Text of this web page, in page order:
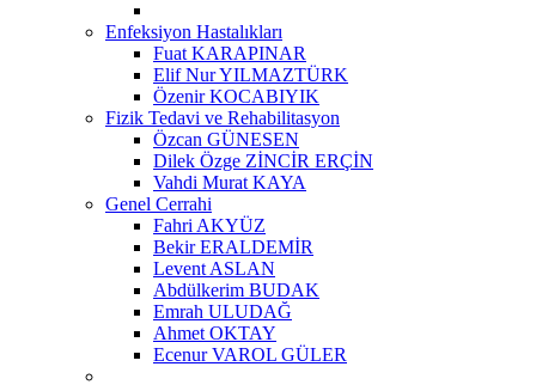
Enfeksiyon Hastalıkları
Fuat KARAPINAR
Elif Nur YILMAZTÜRK
Özenir KOCABIYIK
Fizik Tedavi ve Rehabilitasyon
Özcan GÜNESEN
Dilek Özge ZİNCİR ERÇİN
Vahdi Murat KAYA
Genel Cerrahi
Fahri AKYÜZ
Bekir ERALDEMİR
Levent ASLAN
Abdülkerim BUDAK
Emrah ULUDAĞ
Ahmet OKTAY
Ecenur VAROL GÜLER